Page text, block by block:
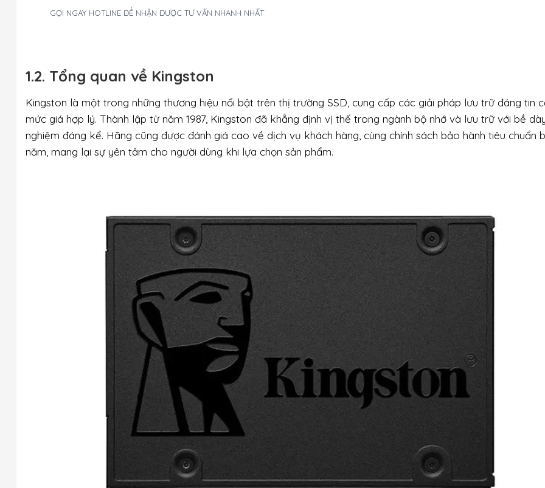
GỌI NGAY HOTLINE ĐỂ NHẬN ĐƯỢC TƯ VẤN NHANH NHẤT
1.2. Tổng quan về Kingston
Kingston là một trong những thương hiệu nổi bật trên thị trường SSD, cung cấp các giải pháp lưu trữ đáng tin
mức giá hợp lý. Thành lập từ năm 1987, Kingston đã khẳng định vị thế trong ngành bộ nhớ và lưu trữ với bề
nghiệm đáng kể. Hãng cũng được đánh giá cao về dịch vụ khách hàng, cùng chính sách bảo hành tiêu chuẩn
năm, mang lại sự yên tâm cho người dùng khi lựa chọn sản phẩm.